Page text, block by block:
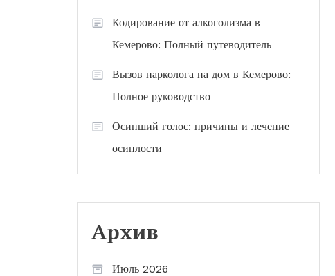
Кодирование от алкоголизма в
Кемерово: Полный путеводитель
Вызов нарколога на дом в Кемерово:
Полное руководство
Осипший голос: причины и лечение
осиплости
Архив
Июль 2026